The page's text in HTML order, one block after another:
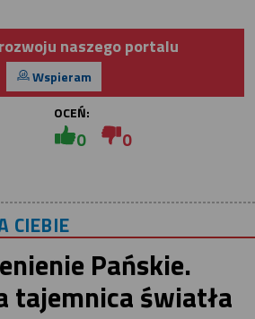
naszego portalu
Wspieram
OCEŃ:
0 0
CIEBIE
Pańskie.
tajemnica światła